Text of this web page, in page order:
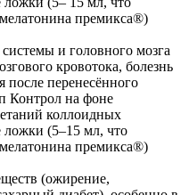
премикса®)
и головного мозга
кровотока, болезнь
после перенесённого
Контрол на фоне
коллоидных
(5–15 мл, что
премикса®)
(ожи­рение,